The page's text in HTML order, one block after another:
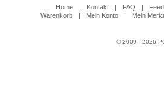
Home | Kontakt | FAQ |
Warenkorb
| Mein Konto | Mein
© 2009 - 2026